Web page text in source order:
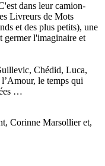
dans leur camion-
Livreurs de Mots
et des plus petits), une
germer l'imaginaire et
Chédid, Luca,
le temps qui
…
Corinne Marsollier et,